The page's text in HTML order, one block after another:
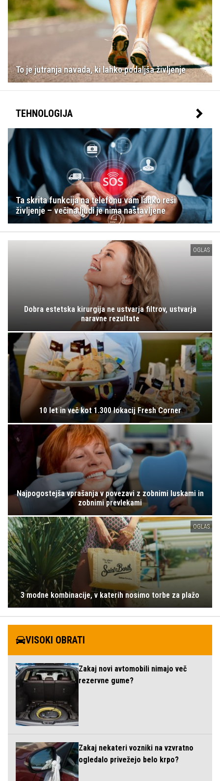
To je jutranja navada, ki lahko podaljša življenje
TEHNOLOGIJA
Ta skrita funkcija na telefonu vam lahko reši
življenje – večina ljudi je nima nastavljene
OGLAS
Dobra estetska kirurgija ne ustvarja filtrov, ustvarja
naravne rezultate
10 let in več kot 1.300 lokacij Fresh Corner
Najpogostejša vprašanja v povezavi z zobnimi luskami in
zobnimi prevlekami
OGLAS
3 modne kombinacije, v katerih nosimo torbe za plažo
VISOKI OBRATI
Zakaj novi avtomobili nimajo več
rezervne gume?
Zakaj nekateri vozniki na vzvratno
ogledalo privežejo belo krpo?